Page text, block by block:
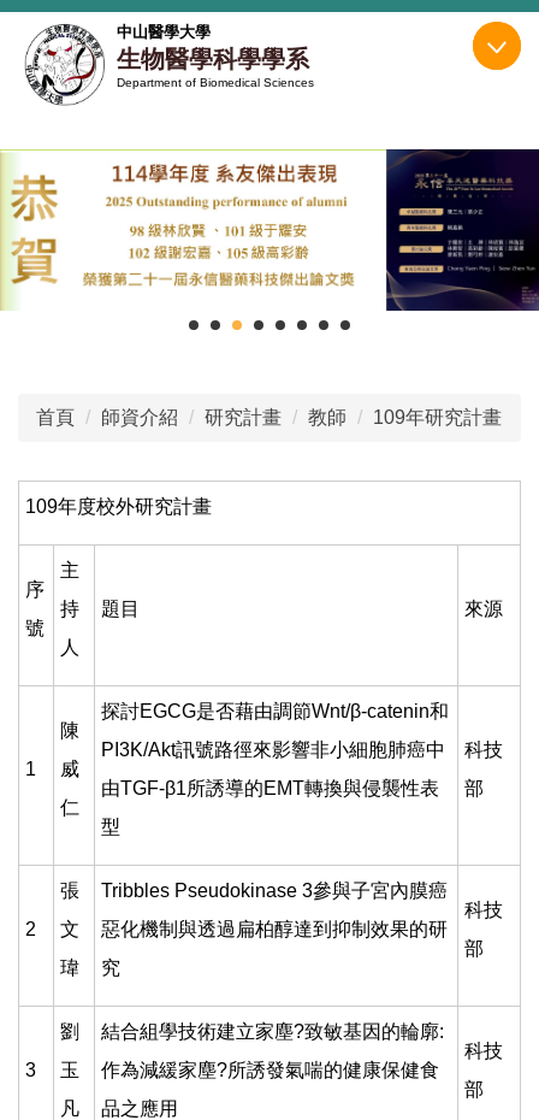
跳
到
主
區
中山醫學大學
生物醫學科學學系
Department of Biomedical Sciences
首頁 師資介紹 研究計畫 教師 109年研究計畫
109年度校外研究計畫
序
號
主
持
人
題目 來源
1
陳
威
仁
探討EGCG是否藉由調節Wnt/β-catenin和
PI3K/Akt訊號路徑來影響非小細胞肺癌中
由TGF-β1所誘導的EMT轉換與侵襲性表
型
科技
部
2
張
文
瑋
Tribbles Pseudokinase 3參與子宮內膜癌
惡化機制與透過扁柏醇達到抑制效果的研
究
科技
部
3
劉
玉
凡
結合組學技術建立家塵?致敏基因的輪廓:
作為減緩家塵?所誘發氣喘的健康保健食
品之應用
科技
部